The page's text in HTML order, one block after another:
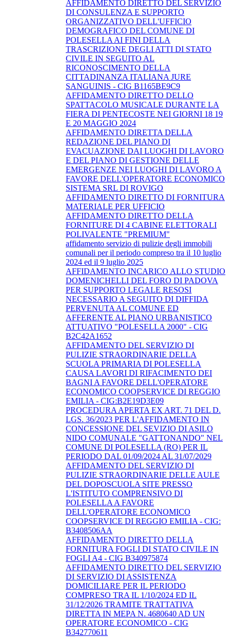
AFFIDAMENTO DIRETTO DEL SERVIZIO
DI CONSULENZA E SUPPORTO
ORGANIZZATIVO DELL'UFFICIO
DEMOGRAFICO DEL COMUNE DI
POLESELLA AI FINI DELLA
TRASCRIZIONE DEGLI ATTI DI STATO
CIVILE IN SEGUITO AL
RICONOSCIMENTO DELLA
CITTADINANZA ITALIANA JURE
SANGUINIS - CIG B1165BE9C9
AFFIDAMENTO DIRETTO DELLO
SPATTACOLO MUSICALE DURANTE LA
FIERA DI PENTECOSTE NEI GIORNI 18 19
E 20 MAGGIO 2024
AFFIDAMENTO DIRETTA DELLA
REDAZIONE DEL PIANO DI
EVACUAZIONE DAI LUOGHI DI LAVORO
E DEL PIANO DI GESTIONE DELLE
EMERGENZE NEI LUOGHI DI LAVORO A
FAVORE DELL'OPERATORE ECONOMICO
SISTEMA SRL DI ROVIGO
AFFIDAMENTO DIRETTO DI FORNITURA
MATERIALE PER UFFICIO
AFFIDAMENTO DIRETTO DELLA
FORNITURE DI 4 CABINE ELETTORALI
POLIVALENTE "PREMIUM"
affidamento servizio di pulizie degli immobili
comunali per il periodo compreso tra il 10 luglio
2024 ed il 9 luglio 2025
AFFIDAMENTO INCARICO ALLO STUDIO
DOMENICHELLI DEL FORO DI PADOVA
PER SUPPORTO LEGALE RESOSI
NECESSARIO A SEGUITO DI DIFFIDA
PERVENUTA AL COMUNE ED
AFFERENTE AL PIANO URBANISTICO
ATTUATIVO "POLESELLA 2000" - CIG
B2C42A1652
AFFIDAMENTO DEL SERVIZIO DI
PULIZIE STRAORDINARIE DELLA
SCUOLA PRIMARIA DI POLESELLA
CAUSA LAVORI DI RIFACIMENTO DEI
BAGNI A FAVORE DELL'OPERATORE
ECONOMICO COOPSERVICE DI REGGIO
EMILIA - CIG:B2E19D3E09
PROCEDURA APERTA EX ART. 71 DEL D.
LGS. 36/2023 PER L'AFFIDAMENTO IN
CONCESSIONE DEL SEVIZIO DI ASILO
NIDO COMUNALE "GATTONANDO" NEL
COMUNE DI POLESELLA (RO) PER IL
PERIODO DAL 01/09/2024 AL 31/07/2029
AFFIDAMENTO DEL SERVIZIO DI
PULIZIE STRAORDINARIE DELLE AULE
DEL DOPOSCUOLA SITE PRESSO
L'ISTITUTO COMPRENSIVO DI
POLESELLA A FAVORE
DELL'OPERATORE ECONOMICO
COOPSERVICE DI REGGIO EMILIA - CIG:
B3408506AA
AFFIDAMENTO DIRETTO DELLA
FORNITURA FOGLI DI STATO CIVILE IN
FOGLI A4 - CIG B340975874
AFFIDAMENTO DIRETTO DEL SERVIZIO
DI SERVIZIO DI ASSISTENZA
DOMICILIARE PER IL PERIODO
COMPRESO TRA IL 1/10/2024 ED IL
31/12/2026 TRAMITE TRATTATIVA
DIRETTA IN MEPA N. 4680640 AD UN
OPERATORE ECONOMICO - CIG
B342770611